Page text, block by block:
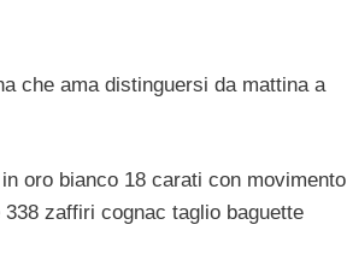
che ama distinguersi da mattina a
oro bianco 18 carati con movimento
zaffiri cognac taglio baguette